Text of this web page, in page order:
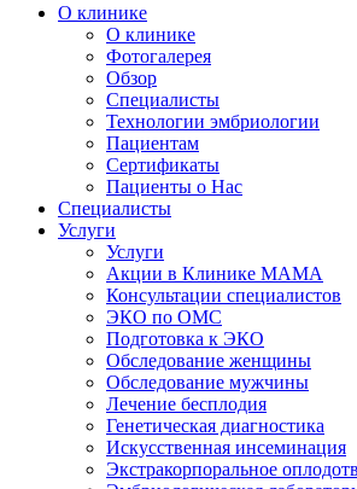
О клинике
О клинике
Фотогалерея
Обзор
Специалисты
Технологии эмбриологии
Пациентам
Сертификаты
Пациенты о Нас
Специалисты
Услуги
Услуги
Акции в Клинике МАМА
Консультации специалистов
ЭКО по ОМС
Подготовка к ЭКО
Обследование женщины
Обследование мужчины
Лечение бесплодия
Генетическая диагностика
Искусственная инсеминация
Экстракорпоральное